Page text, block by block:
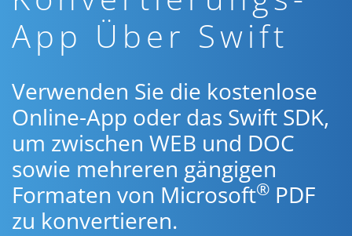
App Über Swift
Verwenden Sie die kostenlose
Online-App oder das Swift SDK,
um zwischen WEB und DOC
sowie mehreren gängigen
Formaten von Microsoft® PDF
zu konvertieren.